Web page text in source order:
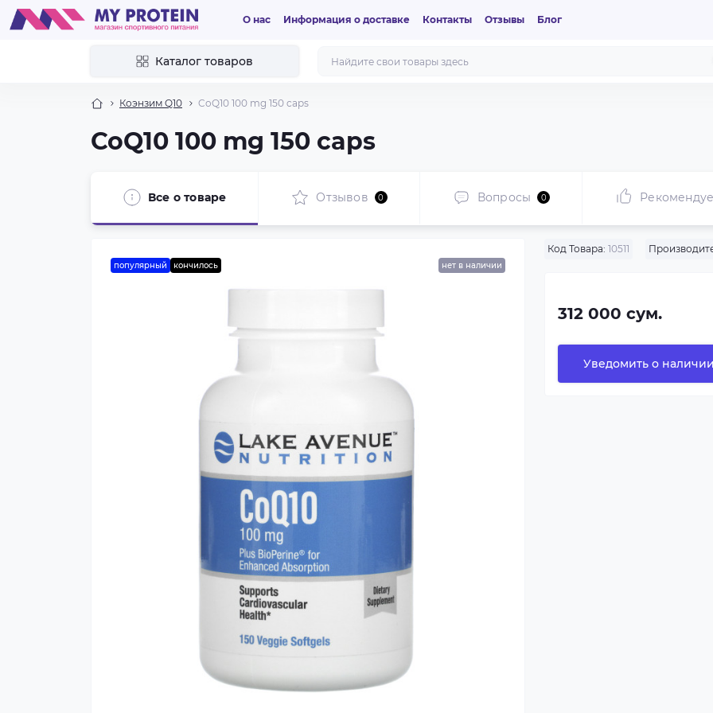
О нас Информация о доставке Контакты Отзывы Блог
Каталог товаров
Коэнзим Q10 CoQ10 100 mg 150 caps
CoQ10 100 mg 150 caps
Все о товаре Отзывов 0 Вопросы 0
популярный кончилось нет в наличии
Код Товара: 10511
312 000 сум.
Уведомить о